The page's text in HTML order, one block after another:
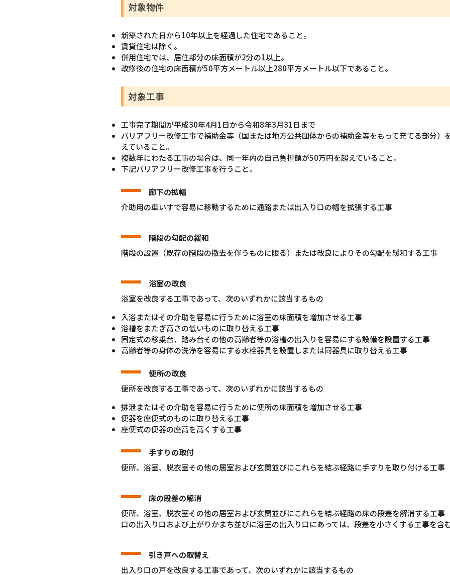
対象物件
新築された日から10年以上を経過した住宅であること。
賃貸住宅は除く。
併用住宅では、居住部分の床面積が2分の1以上。
改修後の住宅の床面積が50平方メートル以上280平方メートル以下であること。
対象工事
工事完了期間が平成30年4月1日から令和8年3月31日まで
バリアフリー改修工事で補助金等（国または地方公共団体からの補助金等をもって充てる部分）
えていること。
複数年にわたる工事の場合は、同一年内の自己負担額が50万円を超えていること。
下記バリアフリー改修工事を行うこと。
廊下の拡幅
介助用の車いすで容易に移動するために通路または出入り口の幅を拡張する工事
階段の勾配の緩和
階段の設置（既存の階段の撤去を伴うものに限る）または改良によりその勾配を緩和する工事
浴室の改良
浴室を改良する工事であって、次のいずれかに該当するもの
入浴またはその介助を容易に行うために浴室の床面積を増加させる工事
浴槽をまたぎ高さの低いものに取り替える工事
固定式の移乗台、踏み台その他の高齢者等の浴槽の出入りを容易にする設備を設置する工事
高齢者等の身体の洗浄を容易にする水栓器具を設置しまたは同器具に取り替える工事
便所の改良
便所を改良する工事であって、次のいずれかに該当するもの
排泄またはその介助を容易に行うために便所の床面積を増加させる工事
便器を座便式のものに取り替える工事
座便式の便器の座高を高くする工事
手すりの取付
便所、浴室、脱衣室その他の居室および玄関並びにこれらを結ぶ経路に手すりを取り付ける工事
床の段差の解消
便所、浴室、脱衣室その他の居室および玄関並びにこれらを結ぶ経路の床の段差を解消する工事
口の出入り口および上がりかまち並びに浴室の出入り口にあっては、段差を小さくする工事を含
引き戸への取替え
出入り口の戸を改良する工事であって、次のいずれかに該当するもの